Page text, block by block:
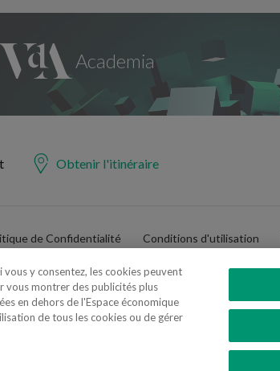
Obtenir l'itinéraire
de Confidentialité Conditions d'utilisation
y consentez, les cookies peuvent
vous montrer des publicités plus
en dehors de l'Espace économique
de tous les cookies ou de gérer